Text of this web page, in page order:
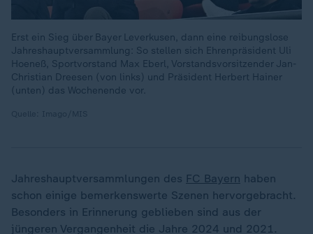
Erst ein Sieg über Bayer Leverkusen, dann eine reibungslose
Jahreshauptversammlung: So stellen sich Ehrenpräsident Uli
Hoeneß, Sportvorstand Max Eberl, Vorstandsvorsitzender Jan-
Christian Dreesen (von links) und Präsident Herbert Hainer
(unten) das Wochenende vor.
Jahreshauptversammlungen des FC Bayern haben
schon einige bemerkenswerte Szenen hervorgebracht.
Besonders in Erinnerung geblieben sind aus der
jüngeren Vergangenheit die Jahre 2024 und 2021.